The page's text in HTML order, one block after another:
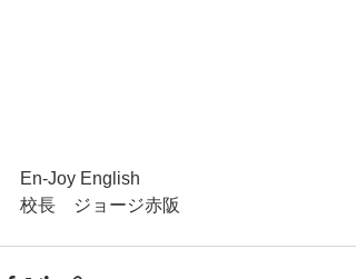
En-Joy English
校長　ジョージ赤阪